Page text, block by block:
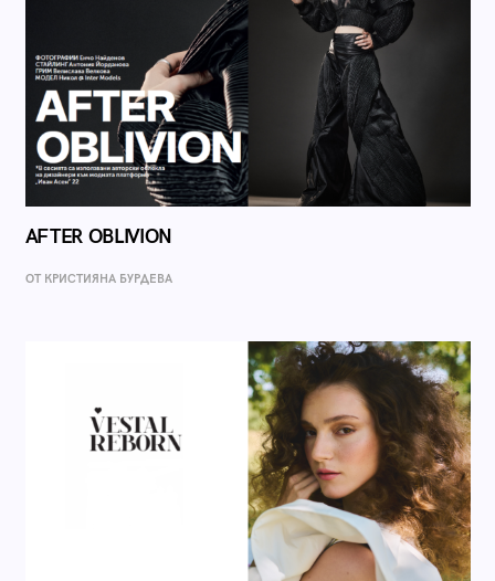
AFTER OBLIVION
ОТ КРИСТИЯНА БУРДЕВА